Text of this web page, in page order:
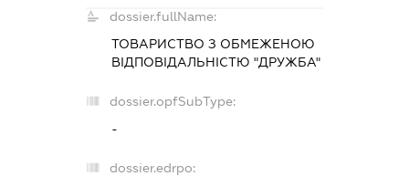
dossier.fullName:
ТОВАРИСТВО З ОБМЕЖЕНОЮ
ВІДПОВІДАЛЬНІСТЮ "ДРУЖБА"
dossier.opfSubType:
-
dossier.edrpo: